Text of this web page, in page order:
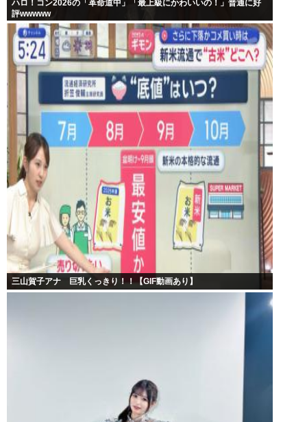
ハロ！コン2026の「革命道中」「最上級にかわいいの！」普通に好
評wwwww
三山賀子アナ 巨乳くっきり！！【GIF動画あり】